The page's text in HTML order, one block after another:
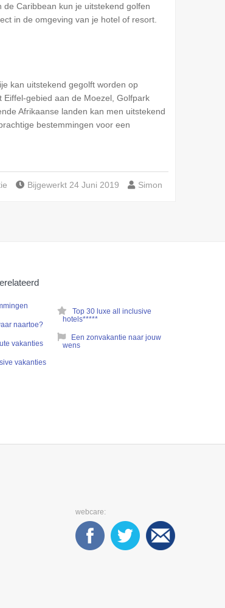
Caribbean kun je uitstekend golfen
in de omgeving van je hotel of resort.
kan uitstekend gegolft worden op
gebied aan de Moezel, Golfpark
Afrikaanse landen kan men uitstekend
bestemmingen voor een
Bijgewerkt 24 Juni 2019 Simon
naartoe?
vakanties
vakanties
Top 30 luxe all inclusive
hotels*****
Een zonvakantie naar jouw
wens
webcare: